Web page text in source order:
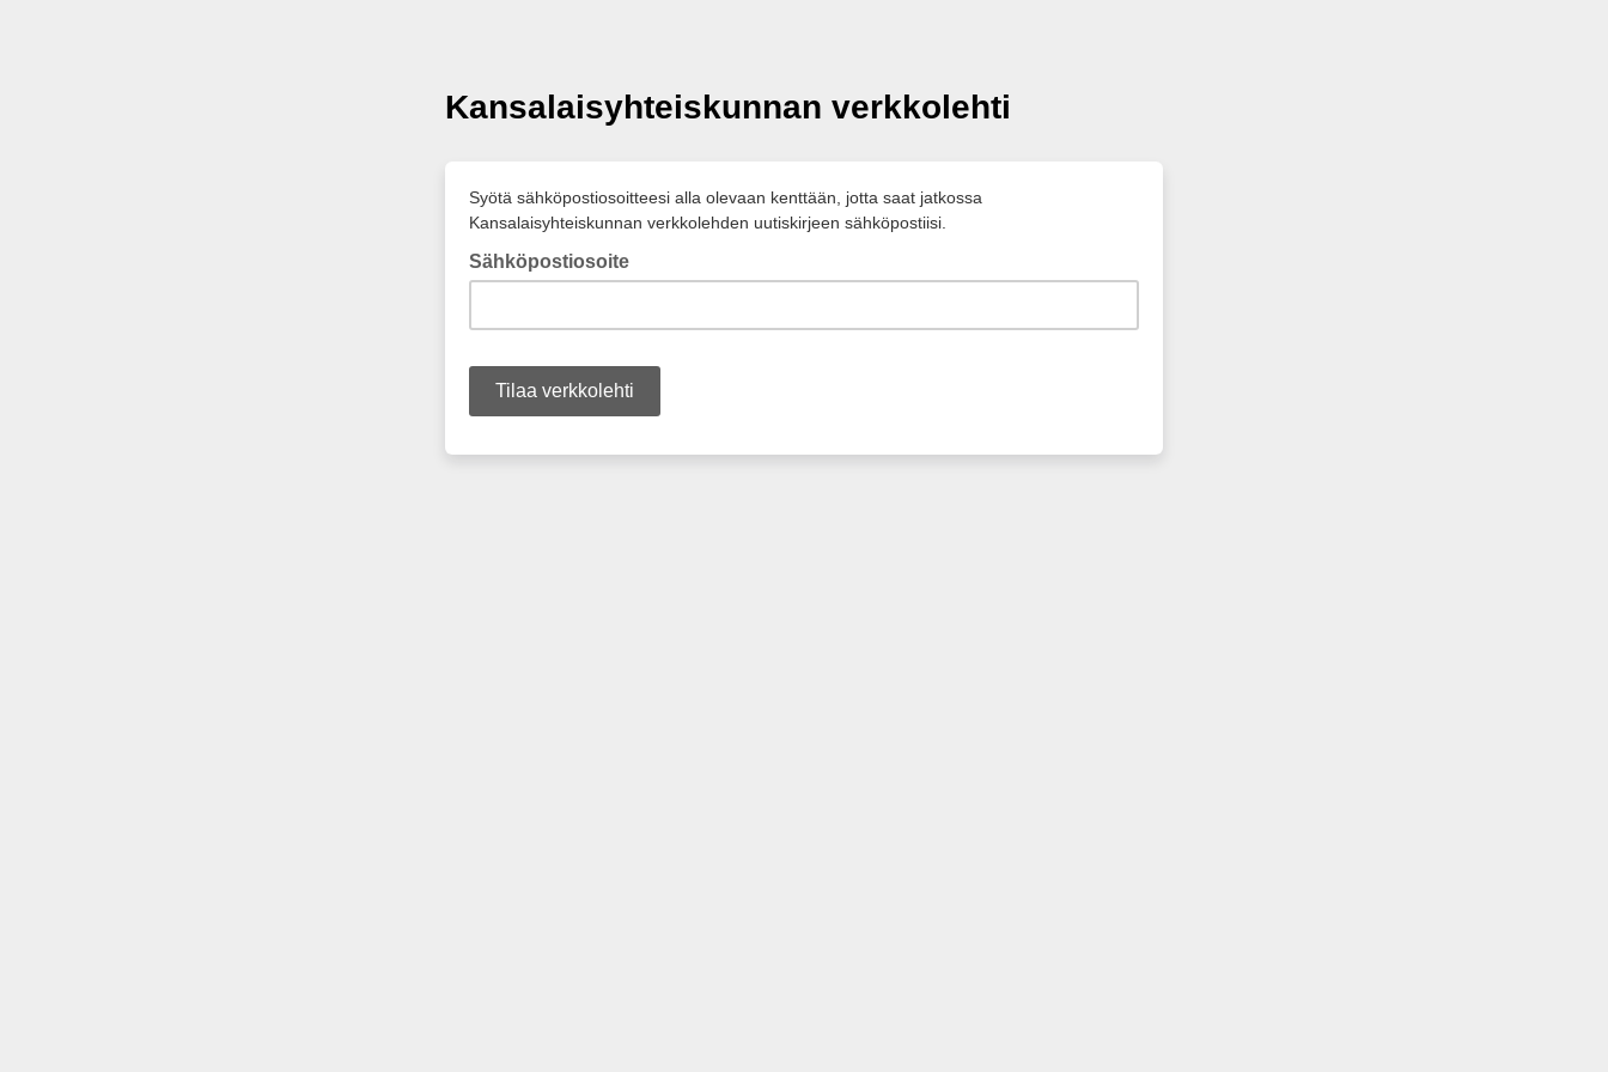
Kansalaisyhteiskunnan verkkolehti
Syötä sähköpostiosoitteesi alla olevaan kenttään, jotta saat jatkossa
Kansalaisyhteiskunnan verkkolehden uutiskirjeen sähköpostiisi.
Sähköpostiosoite